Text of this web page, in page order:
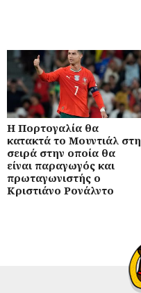
Η Πορτογαλία θα
κατακτά το Μουντιάλ στη
σειρά στην οποία θα
είναι παραγωγός και
πρωταγωνιστής ο
Κριστιάνο Ρονάλντο